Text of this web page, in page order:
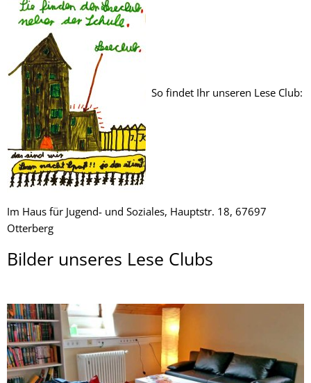
So findet Ihr unseren Lese Club:
Im Haus für Jugend- und Soziales, Hauptstr. 18, 67697
Otterberg
Bilder unseres Lese Clubs